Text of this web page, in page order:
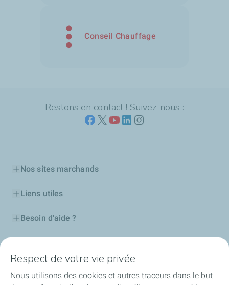
Conseil Chauffage
Restons en contact ! Suivez-nous :
Nos sites marchands
Liens utiles
Besoin d'aide ?
Certificats d'économies d'énergie
Respect de votre vie privée
Nous utilisons des cookies et autres traceurs dans le but